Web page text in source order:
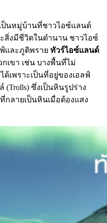
ป็นหมู่บ้านที่ชาวไอซ์แลนด์
สิ่งมีชีวิตในตำนาน ชาวไอซ์
และภูติพราย ทัวร์ไอซ์แลนด์
กเขา เช่น บางพื้นที่ไม่
เพราะเป็นที่อยู่ของเอลฟ์
ซึ่งเป็นหินรูปร่าง
กลายเป็นหินเมื่อต้องแสง